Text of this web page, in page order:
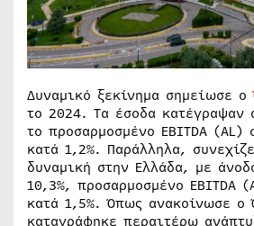
Δυναμικό ξεκίνημα σημείωσε ο
το 2024. Τα έσοδα κατέγραψαν
το προσαρμοσμένο EBITDA
κατά 1,2%. Παράλληλα,
δυναμική στην Ελλάδα, με
10,3%, προσαρμοσμένο EBITDA
κατά 1,5%. Όπως ανακοίνωσε ο
καταγράφηκε περαιτέρω